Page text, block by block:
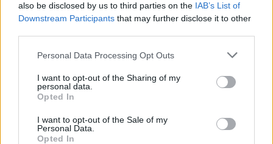
also be disclosed by us to third parties on the IAB’s List of
Downstream Participants that may further disclose it to other
Personal Data Processing Opt Outs
I want to opt-out of the Sharing of my
personal data.
Opted In
I want to opt-out of the Sale of my
Personal Data.
Opted In
Βελτιωμένη εικόνα παρουσιάζει η πυρκαγιά που εκδηλώθηκε
Όπως ανέφερε η εκπρόσωπος Τύπου του Πυροσβεστικού
Σώματος, ανθυποπυραγός, Ραφαέλα Τζίμα, «αυτή την στιγμή η